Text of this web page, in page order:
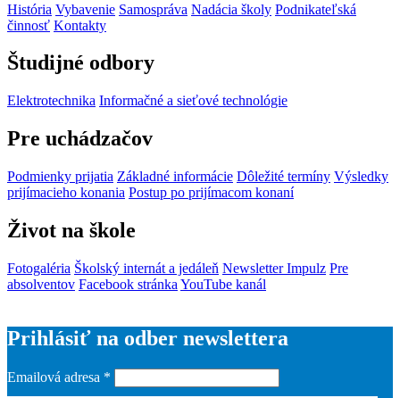
História Vybavenie Samospráva Nadácia školy Podnikateľská
činnosť Kontakty
Študijné odbory
Elektrotechnika Informačné a sieťové technológie
Pre uchádzačov
Podmienky prijatia Základné informácie Dôležité termíny Výsledky
prijímacieho konania Postup po prijímacom konaní
Život na škole
Fotogaléria Školský internát a jedáleň Newsletter Impulz Pre
absolventov Facebook stránka YouTube kanál
Prihlásiť na odber newslettera
Emailová adresa *